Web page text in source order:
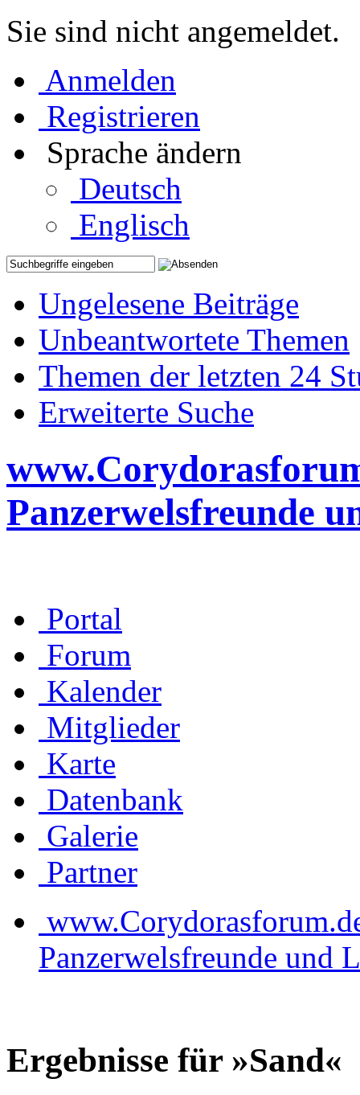
Sie sind nicht angemeldet.
Anmelden
Registrieren
Sprache ändern
Deutsch
Englisch
Ungelesene Beiträge
Unbeantwortete Themen
Themen der letzten 24
Erweiterte Suche
Panzerwelsfreunde
Portal
Forum
Kalender
Mitglieder
Karte
Datenbank
Galerie
Partner
Panzerwelsfreunde und
Ergebnisse für »Sand«